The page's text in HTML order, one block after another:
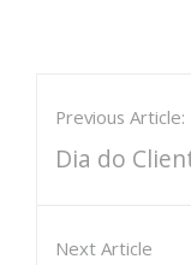
Previous Article:
Dia do
Next Article